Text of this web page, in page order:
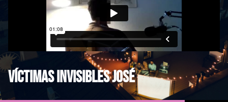
Víctimas invisibles josé